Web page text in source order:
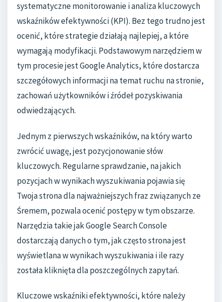
systematyczne monitorowanie i analiza kluczowych
wskaźników efektywności (KPI). Bez tego trudno jest
ocenić, które strategie działają najlepiej, a które
wymagają modyfikacji. Podstawowym narzędziem w
tym procesie jest Google Analytics, które dostarcza
szczegółowych informacji na temat ruchu na stronie,
zachowań użytkowników i źródeł pozyskiwania
odwiedzających.
Jednym z pierwszych wskaźników, na który warto
zwrócić uwagę, jest pozycjonowanie słów
kluczowych. Regularne sprawdzanie, na jakich
pozycjach w wynikach wyszukiwania pojawia się
Twoja strona dla najważniejszych fraz związanych ze
Śremem, pozwala ocenić postępy w tym obszarze.
Narzędzia takie jak Google Search Console
dostarczają danych o tym, jak często strona jest
wyświetlana w wynikach wyszukiwania i ile razy
została kliknięta dla poszczególnych zapytań.
Kluczowe wskaźniki efektywności, które należy